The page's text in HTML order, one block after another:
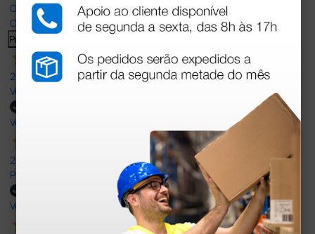
Our 4 and 5 star reviews.
Click here to read them all >
Previous
27 Jul 2026
Very good
Verified buyer
27 Jul 2026
Prefeito
Verified buyer